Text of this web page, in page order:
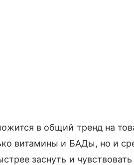
в общий тренд на
витамины и БАДы, но и
заснуть и